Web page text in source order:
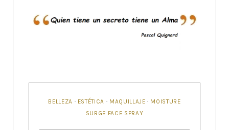
BELLEZA · ESTÉTICA · MAQUILLAJE · MOISTURE
SURGE FACE SPRAY